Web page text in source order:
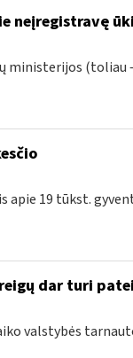
neįregistravę
ministerijos (toliau
apie 19 tūkst.
dar turi
valstybės